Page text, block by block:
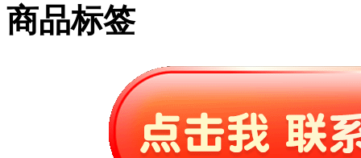
商品标签